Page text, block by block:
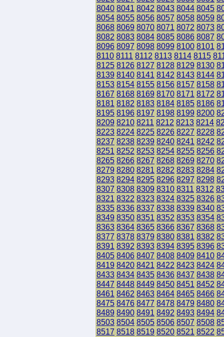
8040 8041 8042 8043 8044 8045
8054 8055 8056 8057 8058 8059
8068 8069 8070 8071 8072 8073
8082 8083 8084 8085 8086 8087
8096 8097 8098 8099 8100 8101
8110 8111 8112 8113 8114 8115
8125 8126 8127 8128 8129 8130
8139 8140 8141 8142 8143 8144
8153 8154 8155 8156 8157 8158
8167 8168 8169 8170 8171 8172
8181 8182 8183 8184 8185 8186
8195 8196 8197 8198 8199 8200
8209 8210 8211 8212 8213 8214
8223 8224 8225 8226 8227 8228
8237 8238 8239 8240 8241 8242
8251 8252 8253 8254 8255 8256
8265 8266 8267 8268 8269 8270
8279 8280 8281 8282 8283 8284
8293 8294 8295 8296 8297 8298
8307 8308 8309 8310 8311 8312
8321 8322 8323 8324 8325 8326
8335 8336 8337 8338 8339 8340
8349 8350 8351 8352 8353 8354
8363 8364 8365 8366 8367 8368
8377 8378 8379 8380 8381 8382
8391 8392 8393 8394 8395 8396
8405 8406 8407 8408 8409 8410
8419 8420 8421 8422 8423 8424
8433 8434 8435 8436 8437 8438
8447 8448 8449 8450 8451 8452
8461 8462 8463 8464 8465 8466
8475 8476 8477 8478 8479 8480
8489 8490 8491 8492 8493 8494
8503 8504 8505 8506 8507 8508
8517 8518 8519 8520 8521 8522